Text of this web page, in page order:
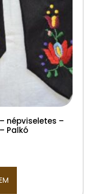
népviseletes –
Palkó